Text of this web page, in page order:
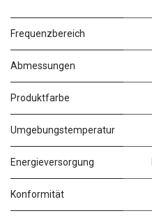
Frequenzbereich
Abmessungen
Produktfarbe
Umgebungstemperatur
Energieversorgung
Konformität